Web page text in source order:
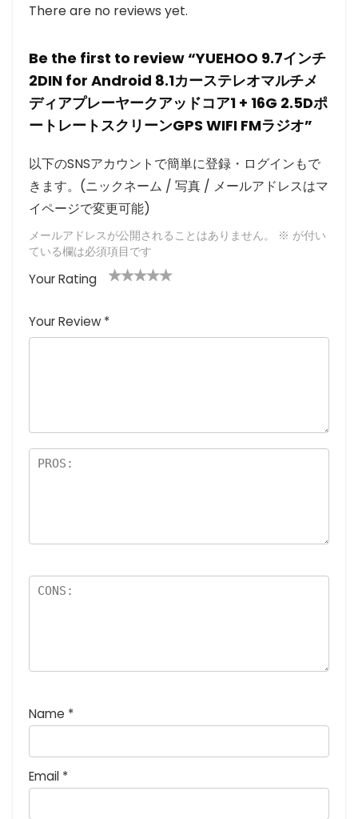
There are no reviews yet.
Be the first to review “YUEHOO 9.7インチ
2DIN for Android 8.1カーステレオマルチメ
ディアプレーヤークアッドコア1 + 16G 2.5Dポ
ートレートスクリーンGPS WIFI FMラジオ”
以下のSNSアカウントで簡単に登録・ログインもで
きます。(ニックネーム / 写真 / メールアドレスはマ
イページで変更可能)
メールアドレスが公開されることはありません。 ※ が付い
ている欄は必須項目です
Your Rating
つ
星
価
星
(最
(最高
評価:
(最高評
価: 5つ
高評価: 5
つ星)
Your Review *
Name *
Email *